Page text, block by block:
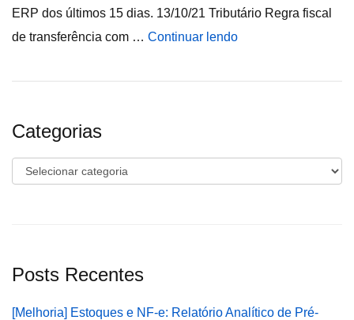
ERP dos últimos 15 dias. 13/10/21 Tributário Regra fiscal
de transferência com … Continuar lendo
Categorias
Categorias
Posts Recentes
[Melhoria] Estoques e NF-e: Relatório Analítico de Pré-